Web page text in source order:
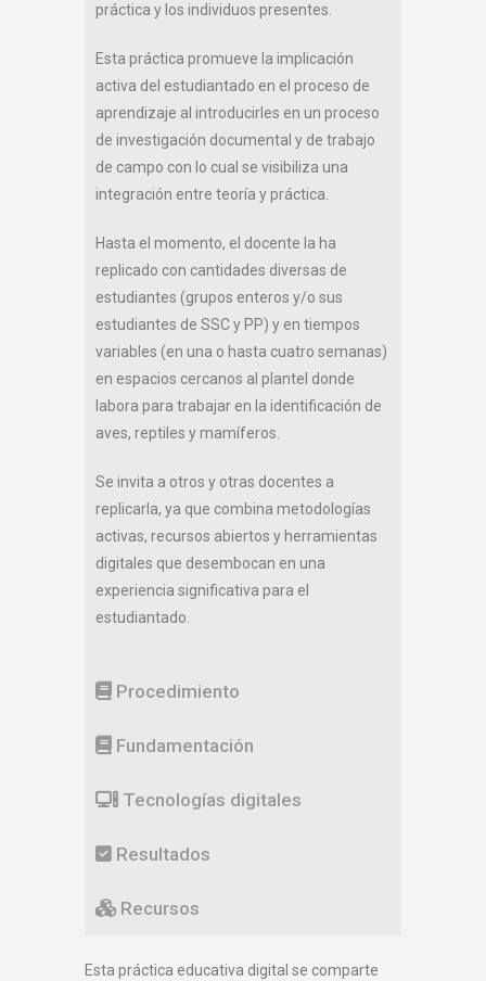
práctica y los individuos presentes.
Esta práctica promueve la implicación
activa del estudiantado en el proceso de
aprendizaje al introducirles en un proceso
de investigación documental y de trabajo
de campo con lo cual se visibiliza una
integración entre teoría y práctica.
Hasta el momento, el docente la ha
replicado con cantidades diversas de
estudiantes (grupos enteros y/o sus
estudiantes de SSC y PP) y en tiempos
variables (en una o hasta cuatro semanas)
en espacios cercanos al plantel donde
labora para trabajar en la identificación de
aves, reptiles y mamíferos.
Se invita a otros y otras docentes a
replicarla, ya que combina metodologías
activas, recursos abiertos y herramientas
digitales que desembocan en una
experiencia significativa para el
estudiantado.
Procedimiento
Fundamentación
Tecnologías digitales
Resultados
Recursos
Esta práctica educativa digital se comparte